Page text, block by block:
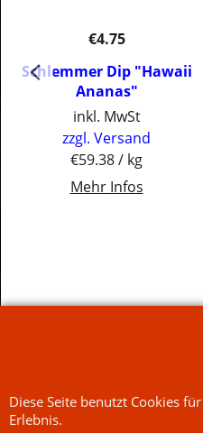
€4.75
Schlemmer Dip "Hawaii
Ananas"
inkl. MwSt
zzgl. Versand
€59.38/ kg
Mehr Infos
Diese Seite benutzt Cookies
Erlebnis.